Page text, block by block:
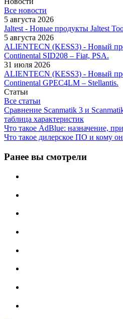
Все новости
5 августа 2026
Jaltest - Новые продукты Jaltest
5 августа 2026
ALIENTECN (KESS3) - Новый
Continental SID208 – Fiat, PSA.
31 июля 2026
ALIENTECN (KESS3) - Новый
Continental GPEC4LM – Stellantis.
Статьи
Все статьи
Сравнение Scanmatik 3 и
таблица характеристик
Что такое AdBlue: назначение,
Что такое дилерское ПО и кому
Ранее вы смотрели